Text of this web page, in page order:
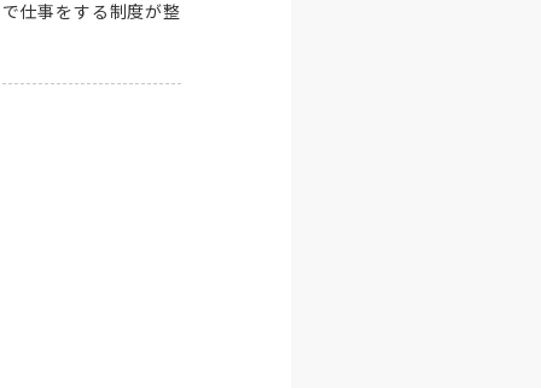
仕事をする制度が整